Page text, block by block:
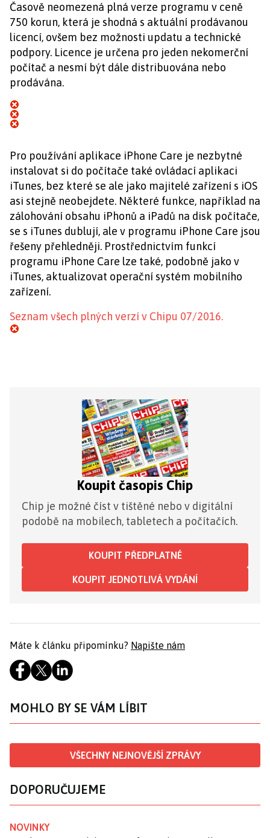
Časově neomezená plná verze programu v ceně
750 korun, která je shodná s aktuální prodávanou
licencí, ovšem bez možnosti updatu a technické
podpory. Licence je určena pro jeden nekomerční
počítač a nesmí být dále distribuována nebo
prodávána.
Pro používání aplikace iPhone Care je nezbytné
instalovat si do počítače také ovládací aplikaci
iTunes, bez které se ale jako majitelé zařízení s iOS
asi stejně neobejdete. Některé funkce, například na
zálohování obsahu iPhonů a iPadů na disk počítače,
se s iTunes dublují, ale v programu iPhone Care jsou
řešeny přehledněji. Prostřednictvím funkcí
programu iPhone Care lze také, podobně jako v
iTunes, aktualizovat operační systém mobilního
zařízení.
Seznam všech plných verzí v Chipu 07/2016.
Koupit časopis Chip
Chip je možné číst v tištěné nebo v digitální
podobě na mobilech, tabletech a počítačích.
KOUPIT PŘEDPLATNÉ
KOUPIT JEDNOTLIVÁ VYDÁNÍ
Máte k článku připomínku? Napište nám
MOHLO BY SE VÁM LÍBIT
VŠECHNY NEJNOVĚJŠÍ ZPRÁVY
DOPORUČUJEME
NOVINKY